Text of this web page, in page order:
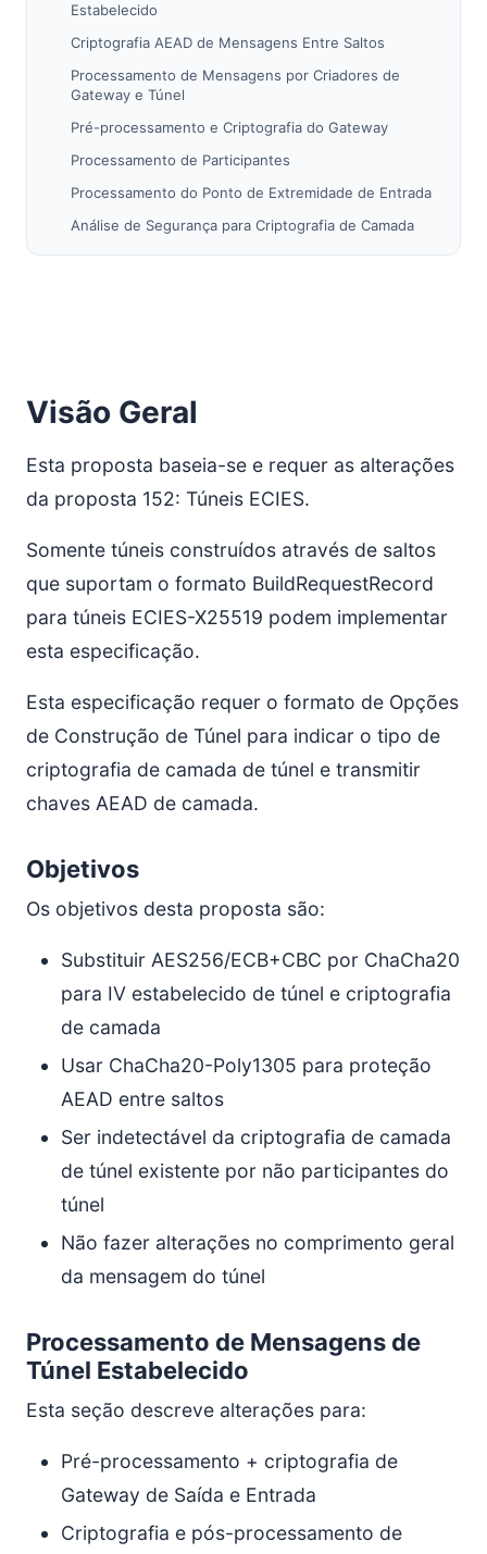
Estabelecido
Criptografia AEAD de Mensagens Entre Saltos
Processamento de Mensagens por Criadores de
Gateway e Túnel
Pré-processamento e Criptografia do Gateway
Processamento de Participantes
Processamento do Ponto de Extremidade de Entrada
Análise de Segurança para Criptografia de Camada
Visão Geral
Esta proposta baseia-se e requer as alterações
da proposta 152: Túneis ECIES.
Somente túneis construídos através de saltos
que suportam o formato BuildRequestRecord
para túneis ECIES-X25519 podem implementar
esta especificação.
Esta especificação requer o formato de Opções
de Construção de Túnel para indicar o tipo de
criptografia de camada de túnel e transmitir
chaves AEAD de camada.
Objetivos
Os objetivos desta proposta são:
Substituir AES256/ECB+CBC por ChaCha20
para IV estabelecido de túnel e criptografia
de camada
Usar ChaCha20-Poly1305 para proteção
AEAD entre saltos
Ser indetectável da criptografia de camada
de túnel existente por não participantes do
túnel
Não fazer alterações no comprimento geral
da mensagem do túnel
Processamento de Mensagens de
Túnel Estabelecido
Esta seção descreve alterações para:
Pré-processamento + criptografia de
Gateway de Saída e Entrada
Criptografia e pós-processamento de